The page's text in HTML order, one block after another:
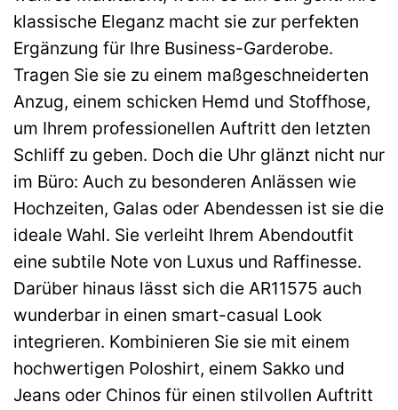
klassische Eleganz macht sie zur perfekten
Ergänzung für Ihre Business-Garderobe.
Tragen Sie sie zu einem maßgeschneiderten
Anzug, einem schicken Hemd und Stoffhose,
um Ihrem professionellen Auftritt den letzten
Schliff zu geben. Doch die Uhr glänzt nicht nur
im Büro: Auch zu besonderen Anlässen wie
Hochzeiten, Galas oder Abendessen ist sie die
ideale Wahl. Sie verleiht Ihrem Abendoutfit
eine subtile Note von Luxus und Raffinesse.
Darüber hinaus lässt sich die AR11575 auch
wunderbar in einen smart-casual Look
integrieren. Kombinieren Sie sie mit einem
hochwertigen Poloshirt, einem Sakko und
Jeans oder Chinos für einen stilvollen Auftritt